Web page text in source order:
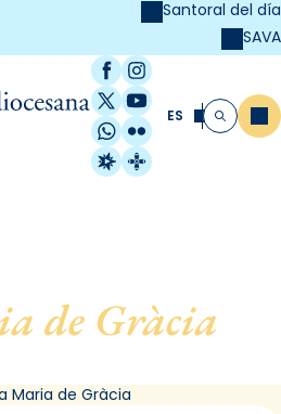
Santoral del día
SAVA
Facebook
Instagram
X / Twitter
YouTube
WhatsApp
Flickr
Radio Estel
Catalunya
ES Buscar
de Gràcia
Maria de Gràcia